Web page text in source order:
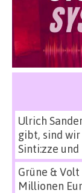
Ulrich
gibt, sind wir
Sinti:zze und
Grüne & Volt
Millionen